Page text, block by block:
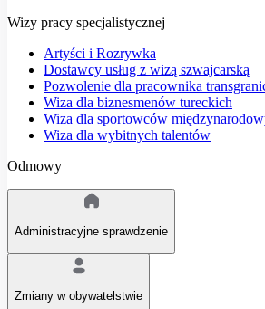
Wizy pracy specjalistycznej
Artyści i Rozrywka
Dostawcy usług z wizą szwajcarską
Pozwolenie dla pracownika
Wiza dla biznesmenów tureckich
Wiza dla sportowców
Wiza dla wybitnych talentów
Odmowy
Administracyjne sprawdzenie
Zmiany w obywatelstwie